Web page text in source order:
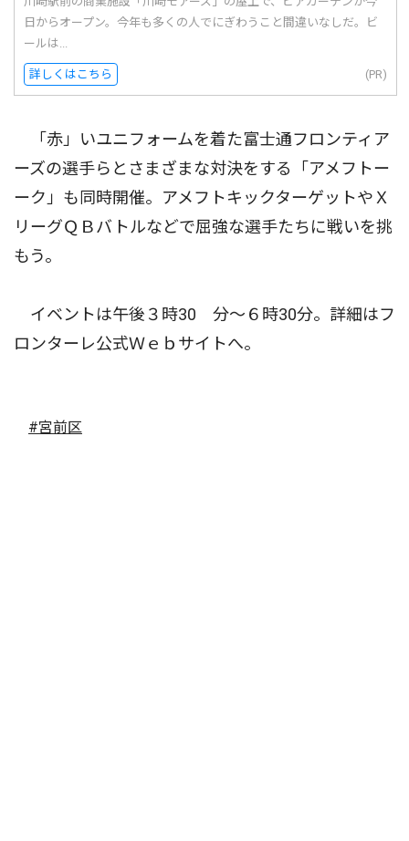
日からオープン。今年も多くの人でにぎわうこと間違いなしだ。ビ
ールは...
詳しくはこちら (PR)
「赤」いユニフォームを着た富士通フロンティア
ーズの選手らとさまざまな対決をする「アメフトー
ーク」も同時開催。アメフトキックターゲットやＸ
リーグＱＢバトルなどで屈強な選手たちに戦いを挑
もう。
イベントは午後３時30 分〜６時30分。詳細はフ
ロンターレ公式Ｗｅｂサイトへ。
#宮前区